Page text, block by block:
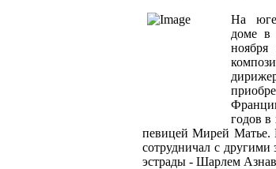
На
доме в
ноября
годов в
певицей Мирей Матье.
сотрудничал с другими
эстрады - Шарлем